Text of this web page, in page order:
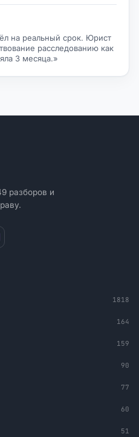
на реальный срок. Юрист
расследованию как
3 месяца.»
разборов и
1818
164
159
90
77
60
51